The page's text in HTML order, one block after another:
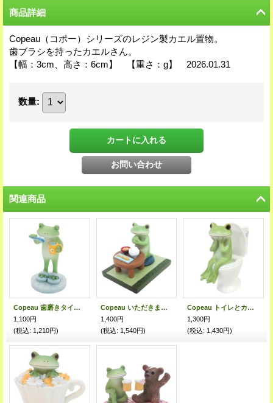
商品詳細
Copeau（コポー）シリーズのレジン製カエル置物。
歯ブラシを持ったカエルさん。
【幅：3cm、高さ：6cm】 【重さ：g】 2026.01.31
数量:
関連商品
Copeau 歯磨きタイムのカエル
1,100円
(税込: 1,210円)
Copeau いただきますカエル
1,400円
(税込: 1,540円)
Copeau トイレとカエル
1,300円
(税込: 1,430円)